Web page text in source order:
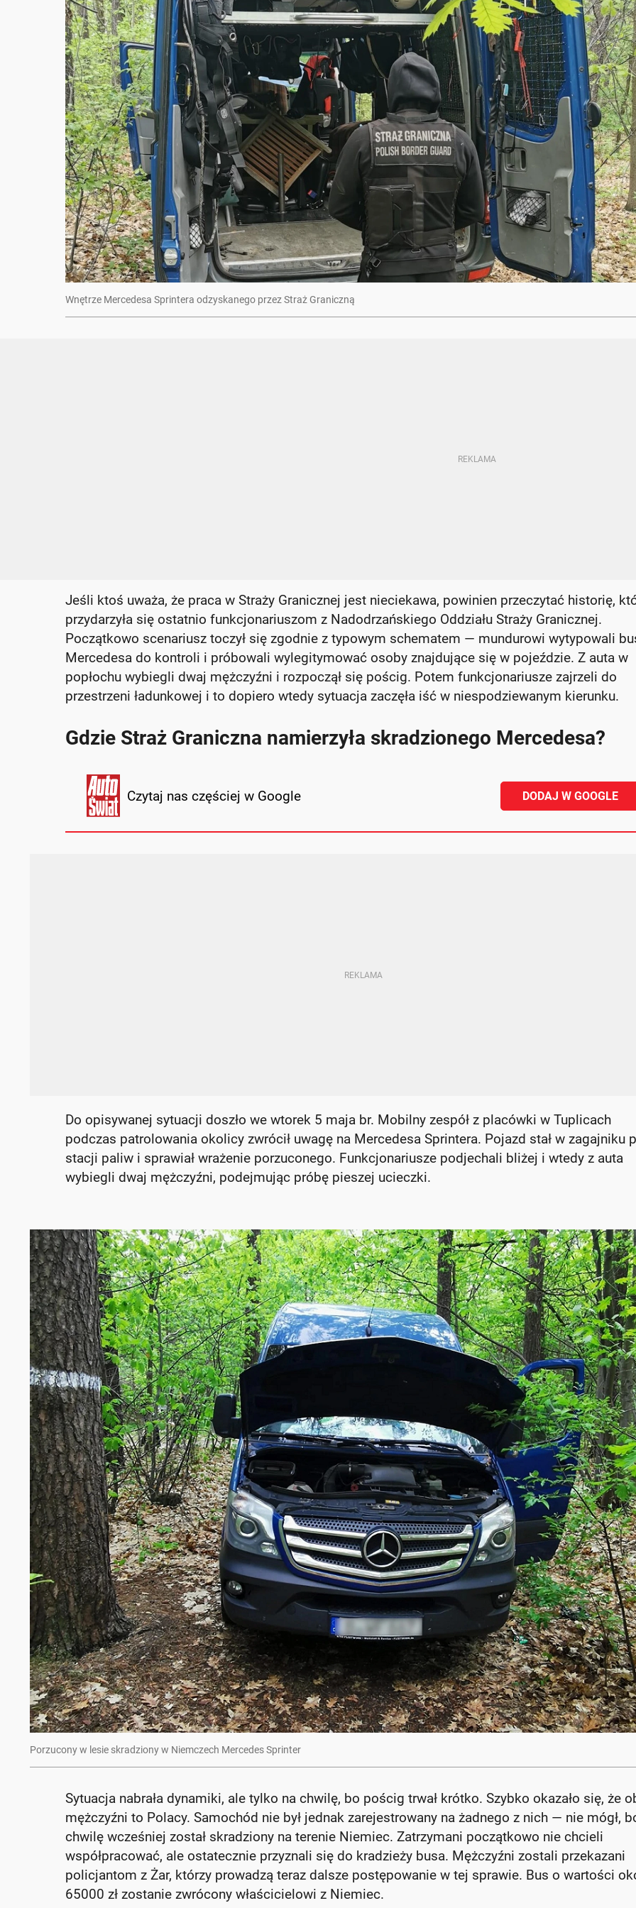
Wnętrze Mercedesa Sprintera odzyskanego przez Straż Graniczną
Jeśli ktoś uważa, że praca w Straży Granicznej jest nieciekawa, powinien przeczytać historię,
przydarzyła się ostatnio funkcjonariuszom z Nadodrzańskiego Oddziału Straży Granicznej.
Początkowo scenariusz toczył się zgodnie z typowym schematem — mundurowi wytypowali
Mercedesa do kontroli i próbowali wylegitymować osoby znajdujące się w pojeździe. Z auta w
popłochu wybiegli dwaj mężczyźni i rozpoczął się pościg. Potem funkcjonariusze zajrzeli do
przestrzeni ładunkowej i to dopiero wtedy sytuacja zaczęła iść w niespodziewanym kierunku.
Gdzie Straż Graniczna namierzyła skradzionego Mercedesa?
Czytaj nas częściej w Google DODAJ W GOOGLE
Do opisywanej sytuacji doszło we wtorek 5 maja br. Mobilny zespół z placówki w Tuplicach
podczas patrolowania okolicy zwrócił uwagę na Mercedesa Sprintera. Pojazd stał w zagajniku
stacji paliw i sprawiał wrażenie porzuconego. Funkcjonariusze podjechali bliżej i wtedy z auta
wybiegli dwaj mężczyźni, podejmując próbę pieszej ucieczki.
Porzucony w lesie skradziony w Niemczech Mercedes Sprinter
Sytuacja nabrała dynamiki, ale tylko na chwilę, bo pościg trwał krótko. Szybko okazało się, że
mężczyźni to Polacy. Samochód nie był jednak zarejestrowany na żadnego z nich — nie mógł,
chwilę wcześniej został skradziony na terenie Niemiec. Zatrzymani początkowo nie chcieli
współpracować, ale ostatecznie przyznali się do kradzieży busa. Mężczyźni zostali przekazani
policjantom z Żar, którzy prowadzą teraz dalsze postępowanie w tej sprawie. Bus o wartości
65000 zł zostanie zwrócony właścicielowi z Niemiec.